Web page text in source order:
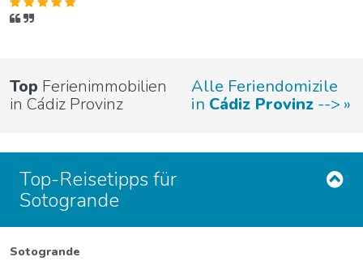
Top Ferienimmobilien
in Cádiz Provinz
Alle Feriendomizile
in Cádiz Provinz -->
Top-Reisetipps für
Sotogrande
Sotogrande